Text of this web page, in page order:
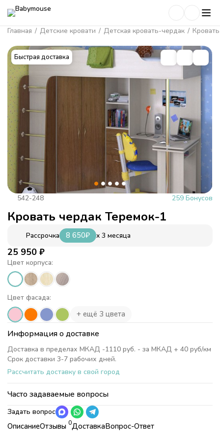
Главная / Детские кровати / Детская кровать-чердак /
Быстрая доставка
ОписаниеОтзывы 0ДоставкаВопрос-Ответ
542-248 259 Бонусов
Кровать чердак Теремок-1
Рассрочка 8 650₽ x 3 месяца
Цвет корпуса:
Цвет фасада:
+ ещё 3 цвета
25 950 ₽
Информация о доставке
Доставка в пределах МКАД -1110 руб. - за МКАД + 40 руб/км
Срок доставки 3-7 рабочих дней.
Рассчитать доставку в свой город
Часто задаваемые вопросы
Задать вопрос